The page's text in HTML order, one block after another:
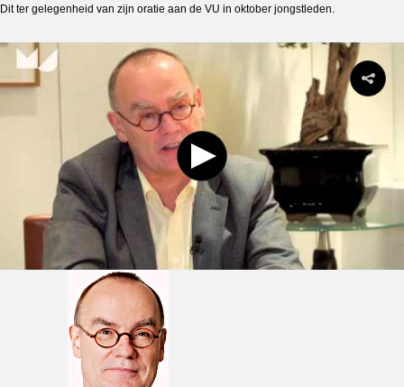
Dit ter gelegenheid van zijn oratie aan de VU in oktober jongstleden.